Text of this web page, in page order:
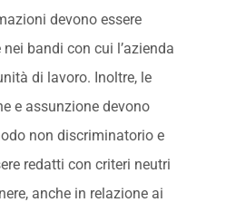
devono essere
bandi con cui l’azienda
di lavoro. Inoltre, le
e assunzione devono
non discriminatorio e
redatti con criteri neutri
anche in relazione ai